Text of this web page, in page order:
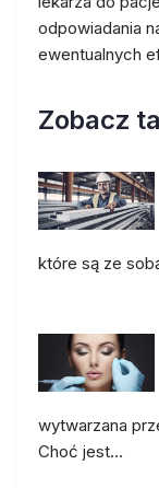
odpowiadania
ewentualnych
Zobacz
które są ze
wytwarzana
Choć jest…